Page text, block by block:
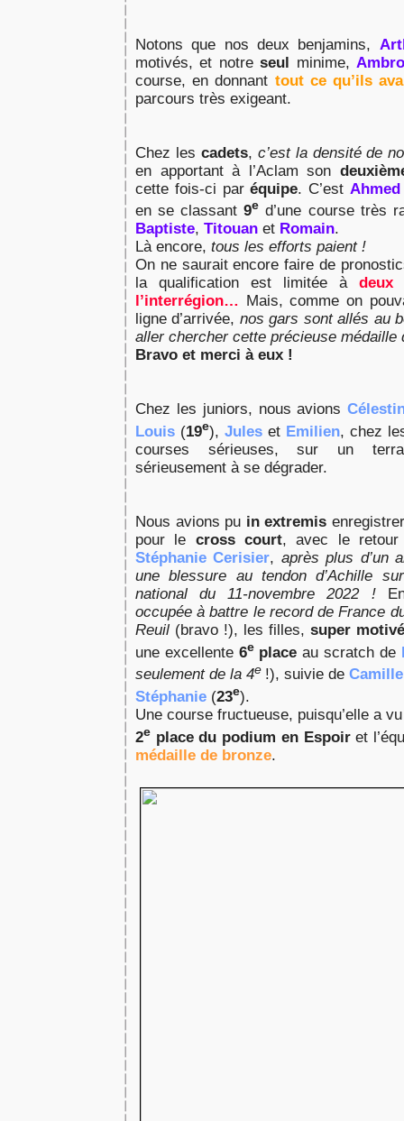
Notons que nos deux benjamins,
motivés, et notreseul minime,
course, en donnant tout ce qu’ils
parcours très exigeant.
Chez les cadets, c’est la densité de
en apportant à l’Aclam son
cette fois-ci paréquipe. C’est Ahmed
en se classant9e d’une course très
Baptiste, Titouan et Romain.
Là encore, tous les efforts paient !
On ne saurait encore faire de
la qualification est limitée à deux
l’interrégion…
Mais, comme on
ligne d’arrivée, nos gars sont allés au
aller chercher cette précieuse médaille
Bravo et merci à eux !
Chez les juniors, nous avions
Louis (19e), Jules et Emilien, chez
courses sérieuses, sur un
sérieusement à se dégrader.
Nous avions pu in extremis
pour le cross court, avec le retour
Stéphanie Cerisier, après plus d’un
une blessure au tendon d’Achille
national du 11-novembre 2022 !En
occupée à battre le record de France
Reuil (bravo !), les filles, super
une excellente 6eplace au scratch de
seulement de la 4e !), suivie de Camille
Stéphanie (23e).
Une course fructueuse, puisqu’elle a
2e place du podium en Espoiret
médaille de bronze.